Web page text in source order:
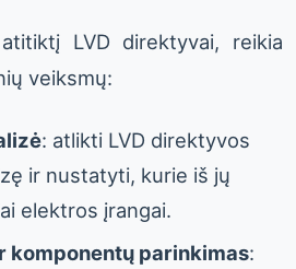
LVD direktyvai, reikia
veiksmų:
: atlikti LVD direktyvos
ir nustatyti, kurie iš jų
elektros įrangai.
komponentų parinkimas: